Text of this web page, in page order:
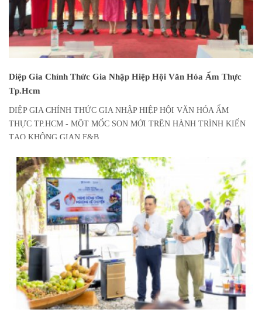
Diệp Gia Chính Thức Gia Nhập Hiệp Hội Văn Hóa Ẩm Thực
Tp.Hcm
DIỆP GIA CHÍNH THỨC GIA NHẬP HIỆP HỘI VĂN HÓA ẨM
THỰC TP.HCM - MỘT MỐC SON MỚI TRÊN HÀNH TRÌNH KIẾN
TẠO KHÔNG GIAN F&B